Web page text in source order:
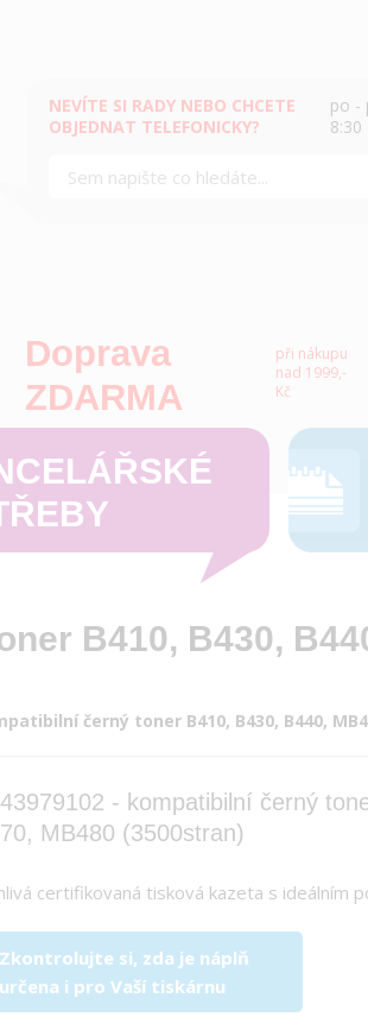
NEVÍTE SI RADY NEBO CHCETE
OBJEDNAT TELEFONICKY?
po -
8:30
Doprava
ZDARMA
při nákupu
nad 1999,-
Kč
B410, B430,
černý toner B410, B430, B440,
- kompatibilní černý
MB480 (3500stran)
certifikovaná tisková kazeta s ideálním
Zkontrolujte si, zda je náplň
určena i pro Vaší tiskárnu